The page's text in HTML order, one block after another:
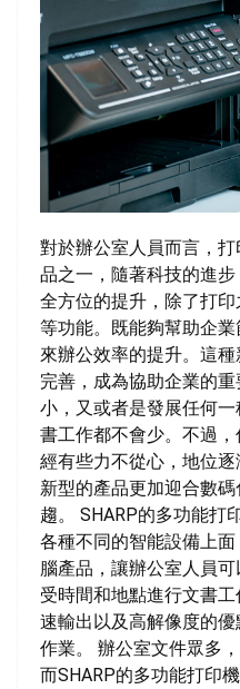
對於辦公室人員而言，
品之一，隨著科技的進
全方位的提升，除了打
等功能。既能夠幫助企
來辦公效率的提升。這
完善，成為協助企業的
小，又或者是發展任何
書工作都不會少。不過
經有些力不從心，地位
新型的產品更加迎合數
趨。 SHARP的多功能打
各種不同的智能設備上
腦產品，讓辦公室人員
受時間和地點進行文書
速輸出以及高解像度的
作業。 辦公室文件眾多
而SHARP的多功能打印